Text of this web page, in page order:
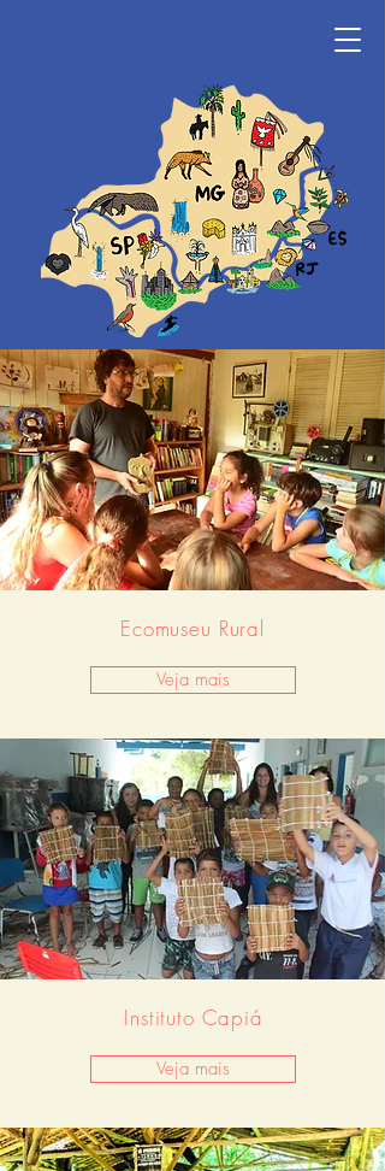
Ecomuseu Rural
Veja mais
Instituto Capiá
Veja mais